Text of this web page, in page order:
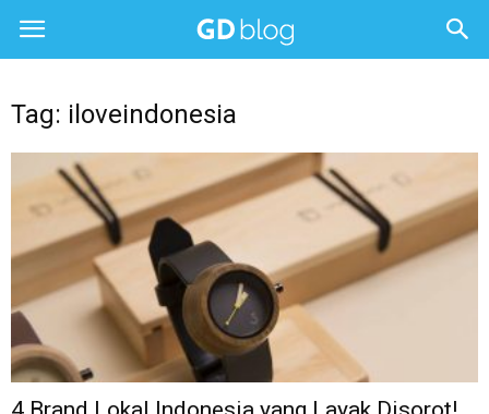
Tag: iloveindonesia